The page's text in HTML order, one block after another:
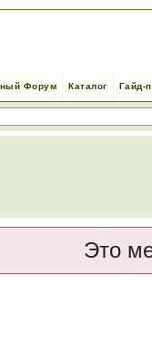
Форум Каталог Гайд-
Это